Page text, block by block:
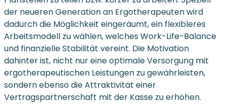
der neueren Generation an Ergotherapeuten wird
dadurch die Möglichkeit eingeräumt, ein flexibleres
Arbeitsmodell zu wählen, welches Work-Life-Balance
und finanzielle Stabilität vereint. Die Motivation
dahinter ist, nicht nur eine optimale Versorgung mit
ergotherapeutischen Leistungen zu gewährleisten,
sondern ebenso die Attraktivität einer
Vertragspartnerschaft mit der Kasse zu erhöhen.